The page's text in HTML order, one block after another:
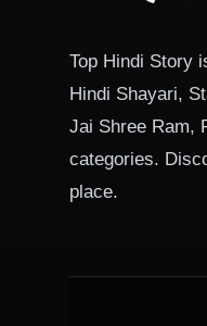
Top Hindi Story
Hindi Shayari,
Jai Shree Ram,
categories.
place.